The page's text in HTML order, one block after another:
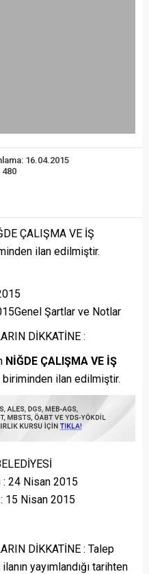
16.04.2015
480
ÇALIŞMA VE İŞ
ilan edilmiştir.
Şartlar ve Notlar
DİKKATİNE :
NİĞDE ÇALIŞMA VE İŞ
biriminden ilan edilmiştir.
: 24 Nisan 2015
: 15 Nisan 2015
DİKKATİNE : Talep
yayımlandığı tarihten